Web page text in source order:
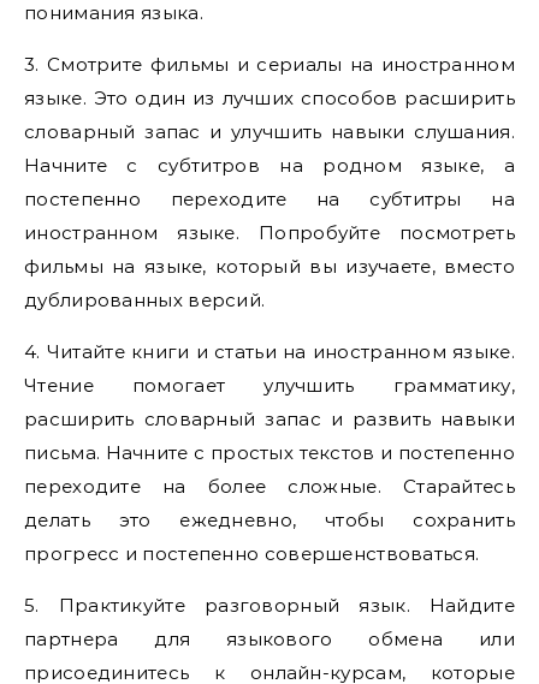
понимания языка.
3. Смотрите фильмы и сериалы на иностранном
языке. Это один из лучших способов расширить
словарный запас и улучшить навыки слушания.
Начните с субтитров на родном языке, а
постепенно переходите на субтитры на
иностранном языке. Попробуйте посмотреть
фильмы на языке, который вы изучаете, вместо
дублированных версий.
4. Читайте книги и статьи на иностранном языке.
Чтение помогает улучшить грамматику,
расширить словарный запас и развить навыки
письма. Начните с простых текстов и постепенно
переходите на более сложные. Старайтесь
делать это ежедневно, чтобы сохранить
прогресс и постепенно совершенствоваться.
5. Практикуйте разговорный язык. Найдите
партнера для языкового обмена или
присоединитесь к онлайн-курсам, которые